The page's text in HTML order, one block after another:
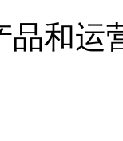
品和